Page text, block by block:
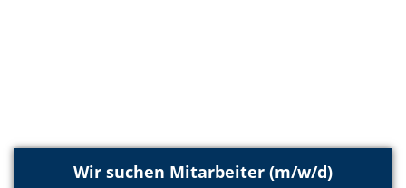
Wir suchen Mitarbeiter (m/w/d)